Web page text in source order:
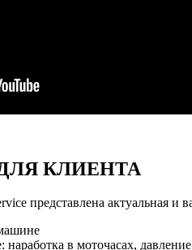
КЛИЕНТА
представлена актуальная
в моточасах,